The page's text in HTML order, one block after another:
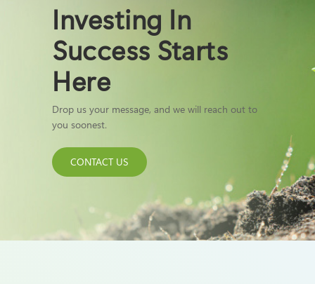
Investing In
Success Starts
Here
Drop us your message, and we will reach out to
you soonest.
CONTACT US